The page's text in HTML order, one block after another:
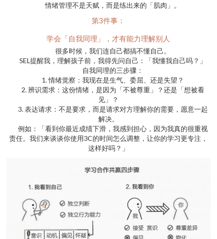
情绪管理不是天赋，而是练出来的「肌肉」。
第3件事：
学会「自我同理」，才有能力理解别人
很多时候，我们连自己都搞不懂自己。
SEL提醒我，理解孩子前，我得先问自己：「我懂我自己吗？」
自我同理的三步骤：
1. 情绪觉察：我现在是生气、委屈、还是失望？
2. 辨识需求：这份情绪，是因为「不被尊重」？还是「想被看
见」？
3. 表达请求：不是要求，而是请求对方理解你的需要，愿意一起
解决。
例如：「看到你最近成绩下滑，我感到担心，因为我真的很重视
责任。我们来谈谈你使用3C的时间怎么调整，让你的学习更专注，
这样好吗？」